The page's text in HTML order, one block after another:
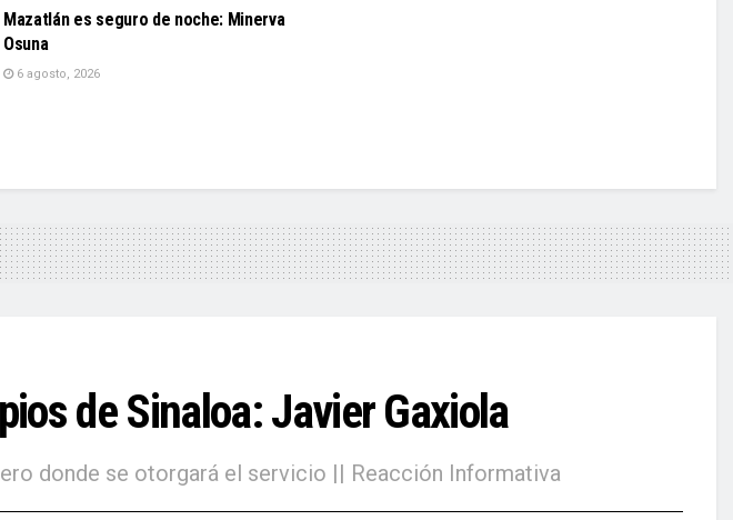
Mazatlán es seguro de noche: Minerva
Osuna
6 agosto, 2026
de Sinaloa: Javier Gaxiola
donde se otorgará el servicio || Reacción Informativa